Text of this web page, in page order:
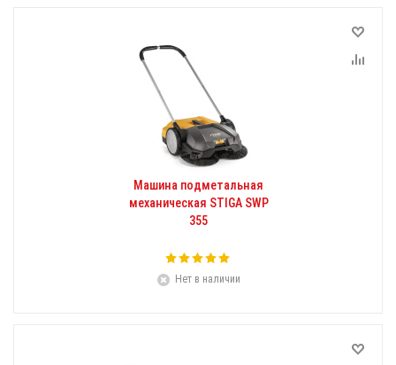
Машина подметальная
механическая STIGA SWP
355
Нет в наличии